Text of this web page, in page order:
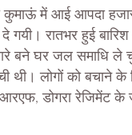
में आई आपदा
गयी। रातभर हुई
बने घर जल समाधि
थी। लोगों को बचाने के
डोगरा रेजिमेंट के